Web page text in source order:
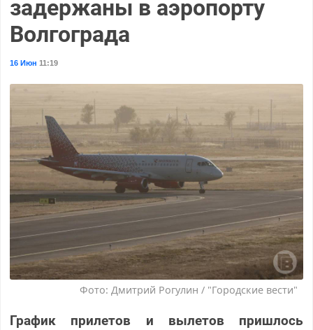
задержаны в аэропорту
Волгограда
16 Июн 11:19
Фото: Дмитрий Рогулин / "Городские вести"
График прилетов и вылетов пришлось